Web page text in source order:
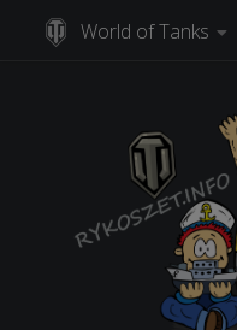
Skip to content
World of Tanks